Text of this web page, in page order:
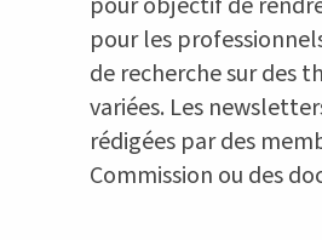
pour les
de recherche sur des
variées. Les
rédigées par des
Commission ou des